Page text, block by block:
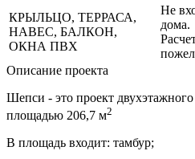
КРЫЛЬЦО, ТЕРРАСА,
НАВЕС, БАЛКОН,
ОКНА ПВХ
Не
дома.
Описание проекта
Шепси - это проект
площадью 206,7 м2
В площадь входит: тамбур;